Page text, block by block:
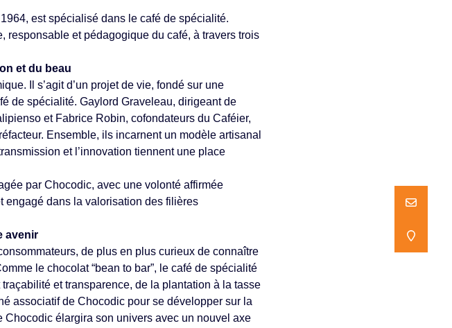
NOUS
NOUS
est spécialisé dans le café de spécialité.
responsable et pédagogique du café, à travers trois
et du beau
Il s’agit d’un projet de vie, fondé sur une
de spécialité. Gaylord Graveleau, dirigeant de
et Fabrice Robin, cofondateurs du Caféier,
Ensemble, ils incarnent un modèle artisanal
et l’innovation tiennent une place
par Chocodic, avec une volonté affirmée
engagé dans la valorisation des filières
avenir
de plus en plus curieux de connaître
le chocolat “bean to bar”, le café de spécialité
et transparence, de la plantation à la tasse
associatif de Chocodic pour se développer sur la
élargira son univers avec un nouvel axe
NOUS
NOUS